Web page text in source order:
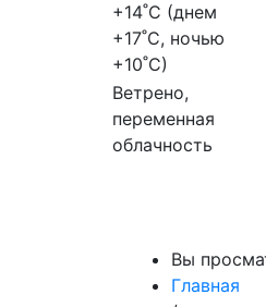
+14˚C (днем
+17˚C, ночью
+10˚C)
Ветрено,
переменная
облачность
Вы
Главная